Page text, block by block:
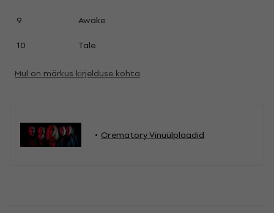
9
Awake
10
Tale
Mul on märkus kirjelduse kohta
Crematory Vinüülplaadid